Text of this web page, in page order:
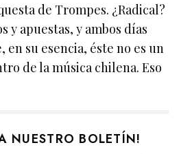
de Trompes. ¿Radical?
y apuestas, y ambos días
en su esencia, éste no es un
de la música chilena. Eso
NUESTRO BOLETÍN!